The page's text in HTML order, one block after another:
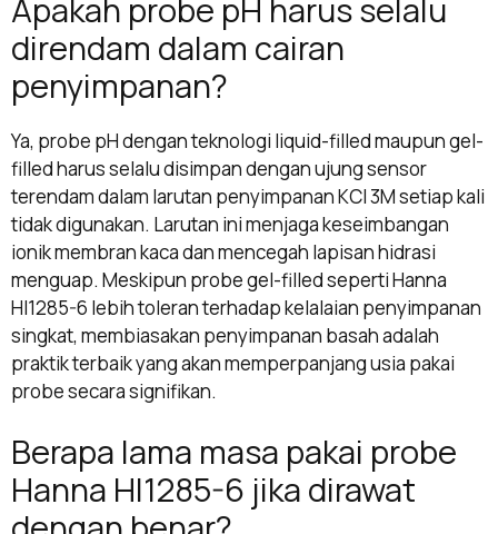
Apakah probe pH harus selalu
direndam dalam cairan
penyimpanan?
Ya, probe pH dengan teknologi liquid-filled maupun gel-
filled harus selalu disimpan dengan ujung sensor
terendam dalam larutan penyimpanan KCl 3M setiap kali
tidak digunakan. Larutan ini menjaga keseimbangan
ionik membran kaca dan mencegah lapisan hidrasi
menguap. Meskipun probe gel-filled seperti Hanna
HI1285-6 lebih toleran terhadap kelalaian penyimpanan
singkat, membiasakan penyimpanan basah adalah
praktik terbaik yang akan memperpanjang usia pakai
probe secara signifikan.
Berapa lama masa pakai probe
Hanna HI1285-6 jika dirawat